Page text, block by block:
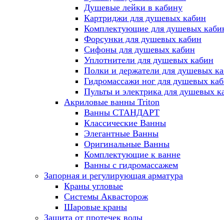
Душевые лейки в кабину
Картриджи для душевых кабин
Комплектующие для душевых
Форсунки для душевых кабин
Сифоны для душевых кабин
Уплотнители для душевых кабин
Полки и держатели для душевых
Гидромассажи ног для душевых
Пульты и электрика для душевых
Акриловые ванны Triton
Ванны СТАНДАРТ
Классические Ванны
Элегантные Ванны
Оригинальные Ванны
Комплектующие к ванне
Ванны с гидромассажем
Запорная и регулирующая арматура
Краны угловые
Системы Аквасторож
Шаровые краны
Защита от протечек воды